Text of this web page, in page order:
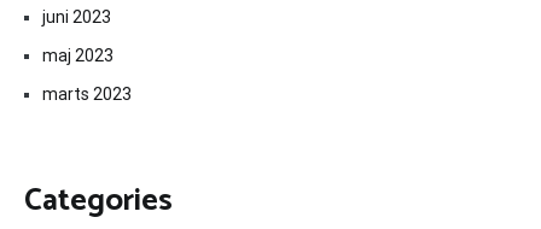
juni 2023
maj 2023
marts 2023
Categories